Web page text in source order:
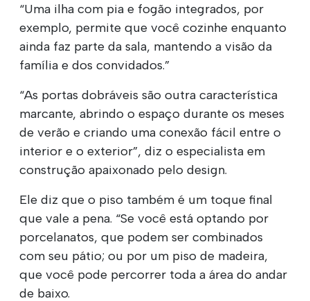
“Uma ilha com pia e fogão integrados, por
exemplo, permite que você cozinhe enquanto
ainda faz parte da sala, mantendo a visão da
família e dos convidados.”
“As portas dobráveis são outra característica
marcante, abrindo o espaço durante os meses
de verão e criando uma conexão fácil entre o
interior e o exterior”, diz o especialista em
construção apaixonado pelo design.
Ele diz que o piso também é um toque final
que vale a pena. “Se você está optando por
porcelanatos, que podem ser combinados
com seu pátio; ou por um piso de madeira,
que você pode percorrer toda a área do andar
de baixo.